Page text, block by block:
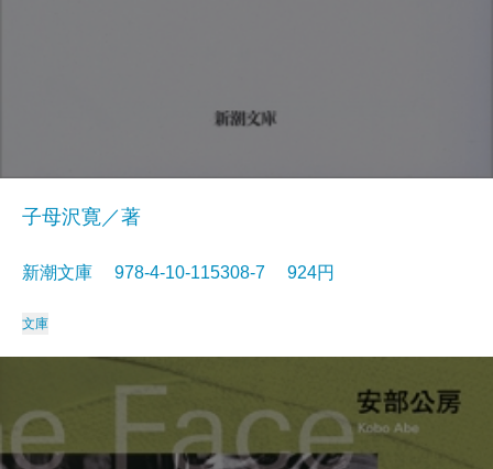
子母沢寛／著
新潮文庫 978-4-10-115308-7 924円
文庫